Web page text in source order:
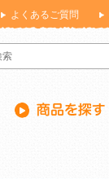
よくあるご質問